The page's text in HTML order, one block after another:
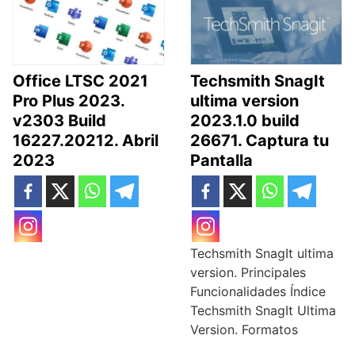
Office LTSC 2021
Pro Plus 2023.
v2303 Build
16227.20212. Abril
2023
Techsmith SnagIt
ultima version
2023.1.0 build
26671. Captura tu
Pantalla
Techsmith SnagIt ultima
version. Principales
Funcionalidades Índice
Techsmith SnagIt Ultima
Version. Formatos